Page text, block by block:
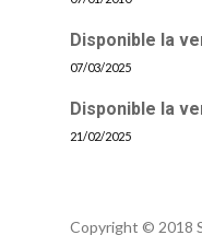
Disponible la
07/03/2025
Disponible la
21/02/2025
Copyright © 2018